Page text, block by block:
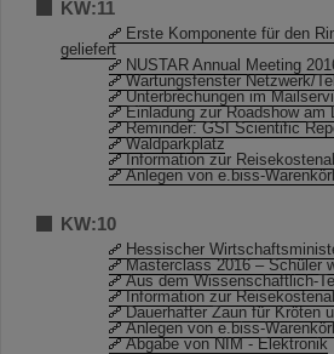
KW:11
Erste Komponente für den
geliefert
NUSTAR Annual Meeting
Wartungsfenster Netzwerk/
Unterbrechungen im
Einladung zur Roadshow am
Reminder: GSI Scientific
Waldparkplatz
Information zur
Anlegen von e.biss-
KW:10
Hessischer
Masterclass 2016 – Schüler
Aus dem Wissenschaftlich-
Information zur
Dauerhafter Zaun für Kröten
Anlegen von e.biss-
Abgabe von NIM - Elektronik